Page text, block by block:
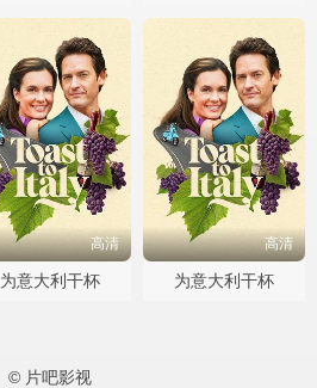
高清
为意大利干杯
高清
为意大利干杯
© 片吧影视